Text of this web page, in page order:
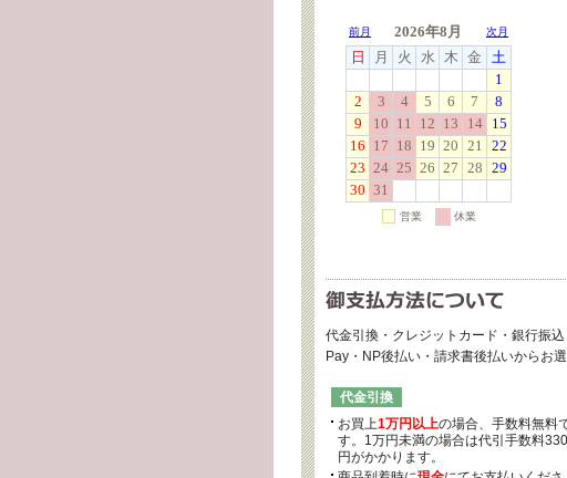
代金引換・クレジットカード・銀行振
Pay・NP後払い・請求書後払いからお選
代金引換
お買上1万円以上の場合、手数料無料
す。1万円未満の場合は代引手数料330
円がかかります。